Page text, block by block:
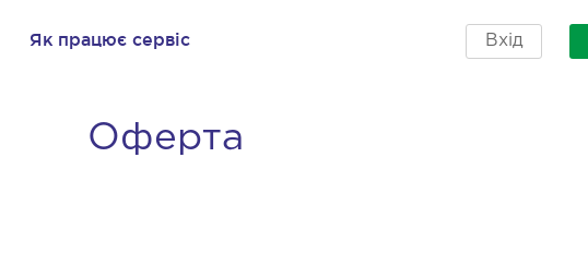
Як працює сервіс Вхід
Оферта